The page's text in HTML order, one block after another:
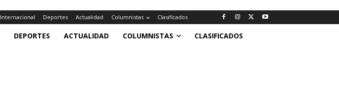
Internacional Deportes Actualidad Columnistas Clasificados
DEPORTES ACTUALIDAD COLUMNISTAS CLASIFICADOS